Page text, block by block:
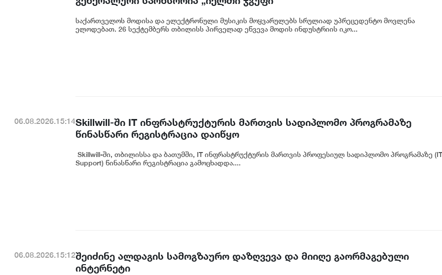
საქართველოს მოდისა და ელექტრონული მუსიკის მოყვარულებს სრულიად უპრეცედენტო მოვლენა
ელოდებათ. 26 სექტემბერს თბილისს პირველად ეწვევა მოდის ინდუსტრიის იკო...
06.08.2026.15:14Skillwill-ში IT ინფრასტრუქტურის მართვის სადიპლომო პროგრამაზე
წინასწარი რეგისტრაცია დაიწყო
Skillwill-ში, თბილისსა და ბათუმში, IT ინფრასტრუქტურის მართვის პროფესიულ სადიპლომო პროგრამაზე (IT
Support) წინასწარი რეგისტრაცია გამოცხადდა....
06.08.2026.15:12შეიძინე ალდაგის სამოგზაურო დაზღვევა და მიიღე გაორმაგებული
ინტერნეტი